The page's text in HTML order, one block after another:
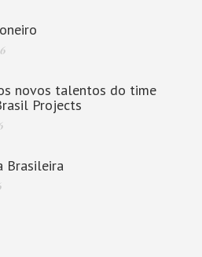
novos talentos do time
Projects
Brasileira